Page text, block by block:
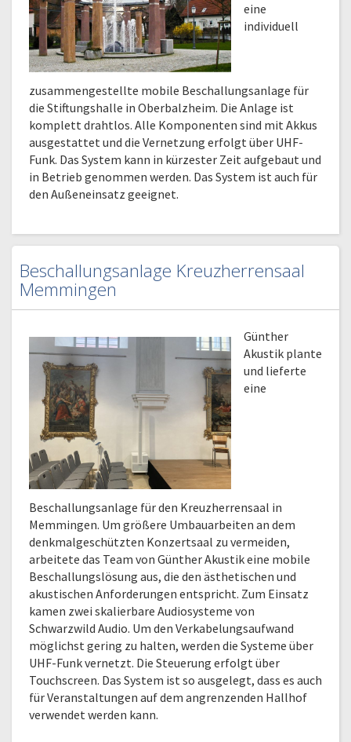
eine
individuell
zusammengestellte mobile Beschallungsanlage für
die Stiftungshalle in Oberbalzheim. Die Anlage ist
komplett drahtlos. Alle Komponenten sind mit Akkus
ausgestattet und die Vernetzung erfolgt über UHF-
Funk. Das System kann in kürzester Zeit aufgebaut und
in Betrieb genommen werden. Das System ist auch für
den Außeneinsatz geeignet.
Beschallungsanlage Kreuzherrensaal
Memmingen
Günther
Akustik plante
und lieferte
eine
Beschallungsanlage für den Kreuzherrensaal in
Memmingen. Um größere Umbauarbeiten an dem
denkmalgeschützten Konzertsaal zu vermeiden,
arbeitete das Team von Günther Akustik eine mobile
Beschallungslösung aus, die den ästhetischen und
akustischen Anforderungen entspricht. Zum Einsatz
kamen zwei skalierbare Audiosysteme von
Schwarzwild Audio. Um den Verkabelungsaufwand
möglichst gering zu halten, werden die Systeme über
UHF-Funk vernetzt. Die Steuerung erfolgt über
Touchscreen. Das System ist so ausgelegt, dass es auch
für Veranstaltungen auf dem angrenzenden Hallhof
verwendet werden kann.